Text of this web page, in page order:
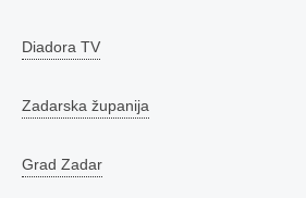
Diadora TV
Zadarska županija
Grad Zadar